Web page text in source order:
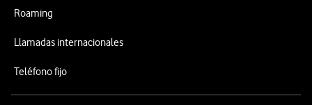
Roaming
Llamadas internacionales
Teléfono fijo